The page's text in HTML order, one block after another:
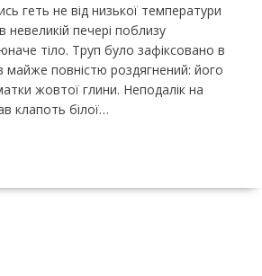
геть не від низької температури
невеликій печері поблизу
тіло. Труп було зафіксовано в
майже повністю роздягнений: його
жовтої глини. Неподалік на
клапоть білої…